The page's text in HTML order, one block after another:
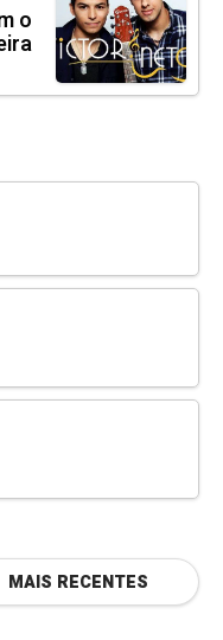
o
MAIS RECENTES